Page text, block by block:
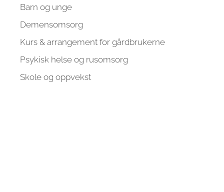
Barn og unge
Demensomsorg
Kurs & arrangement for gårdbrukerne
Psykisk helse og rusomsorg
Skole og oppvekst